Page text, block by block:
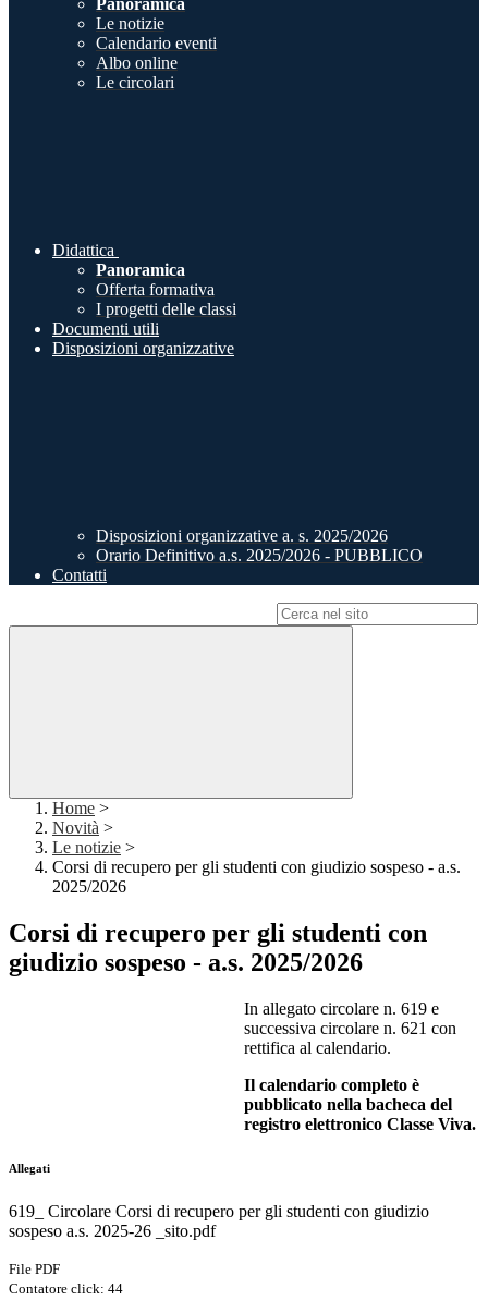
Panoramica
Le notizie
Calendario eventi
Albo online
Le circolari
Didattica
Panoramica
Offerta formativa
I progetti delle classi
Documenti utili
Disposizioni organizzative
Disposizioni organizzative a. s. 2025/2026
Orario Definitivo a.s. 2025/2026 - PUBBLICO
Contatti
Home >
Novità >
Le notizie >
Corsi di recupero per gli studenti con giudizio sospeso - a.s.
2025/2026
Corsi di recupero per gli studenti con
giudizio sospeso - a.s. 2025/2026
In allegato circolare n. 619 e
successiva circolare n. 621 con
rettifica al calendario.
Il calendario completo è
pubblicato nella bacheca del
registro elettronico Classe Viva.
Allegati
619_ Circolare Corsi di recupero per gli studenti con giudizio
sospeso a.s. 2025-26 _sito.pdf
File PDF
Contatore click: 44